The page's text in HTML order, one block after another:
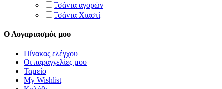
Τσάντα αγορών
Τσάντα Χιαστί
Ο Λογαριασμός μου
Πίνακας ελέγχου
Οι παραγγελίες μου
Ταμείο
My Wishlist